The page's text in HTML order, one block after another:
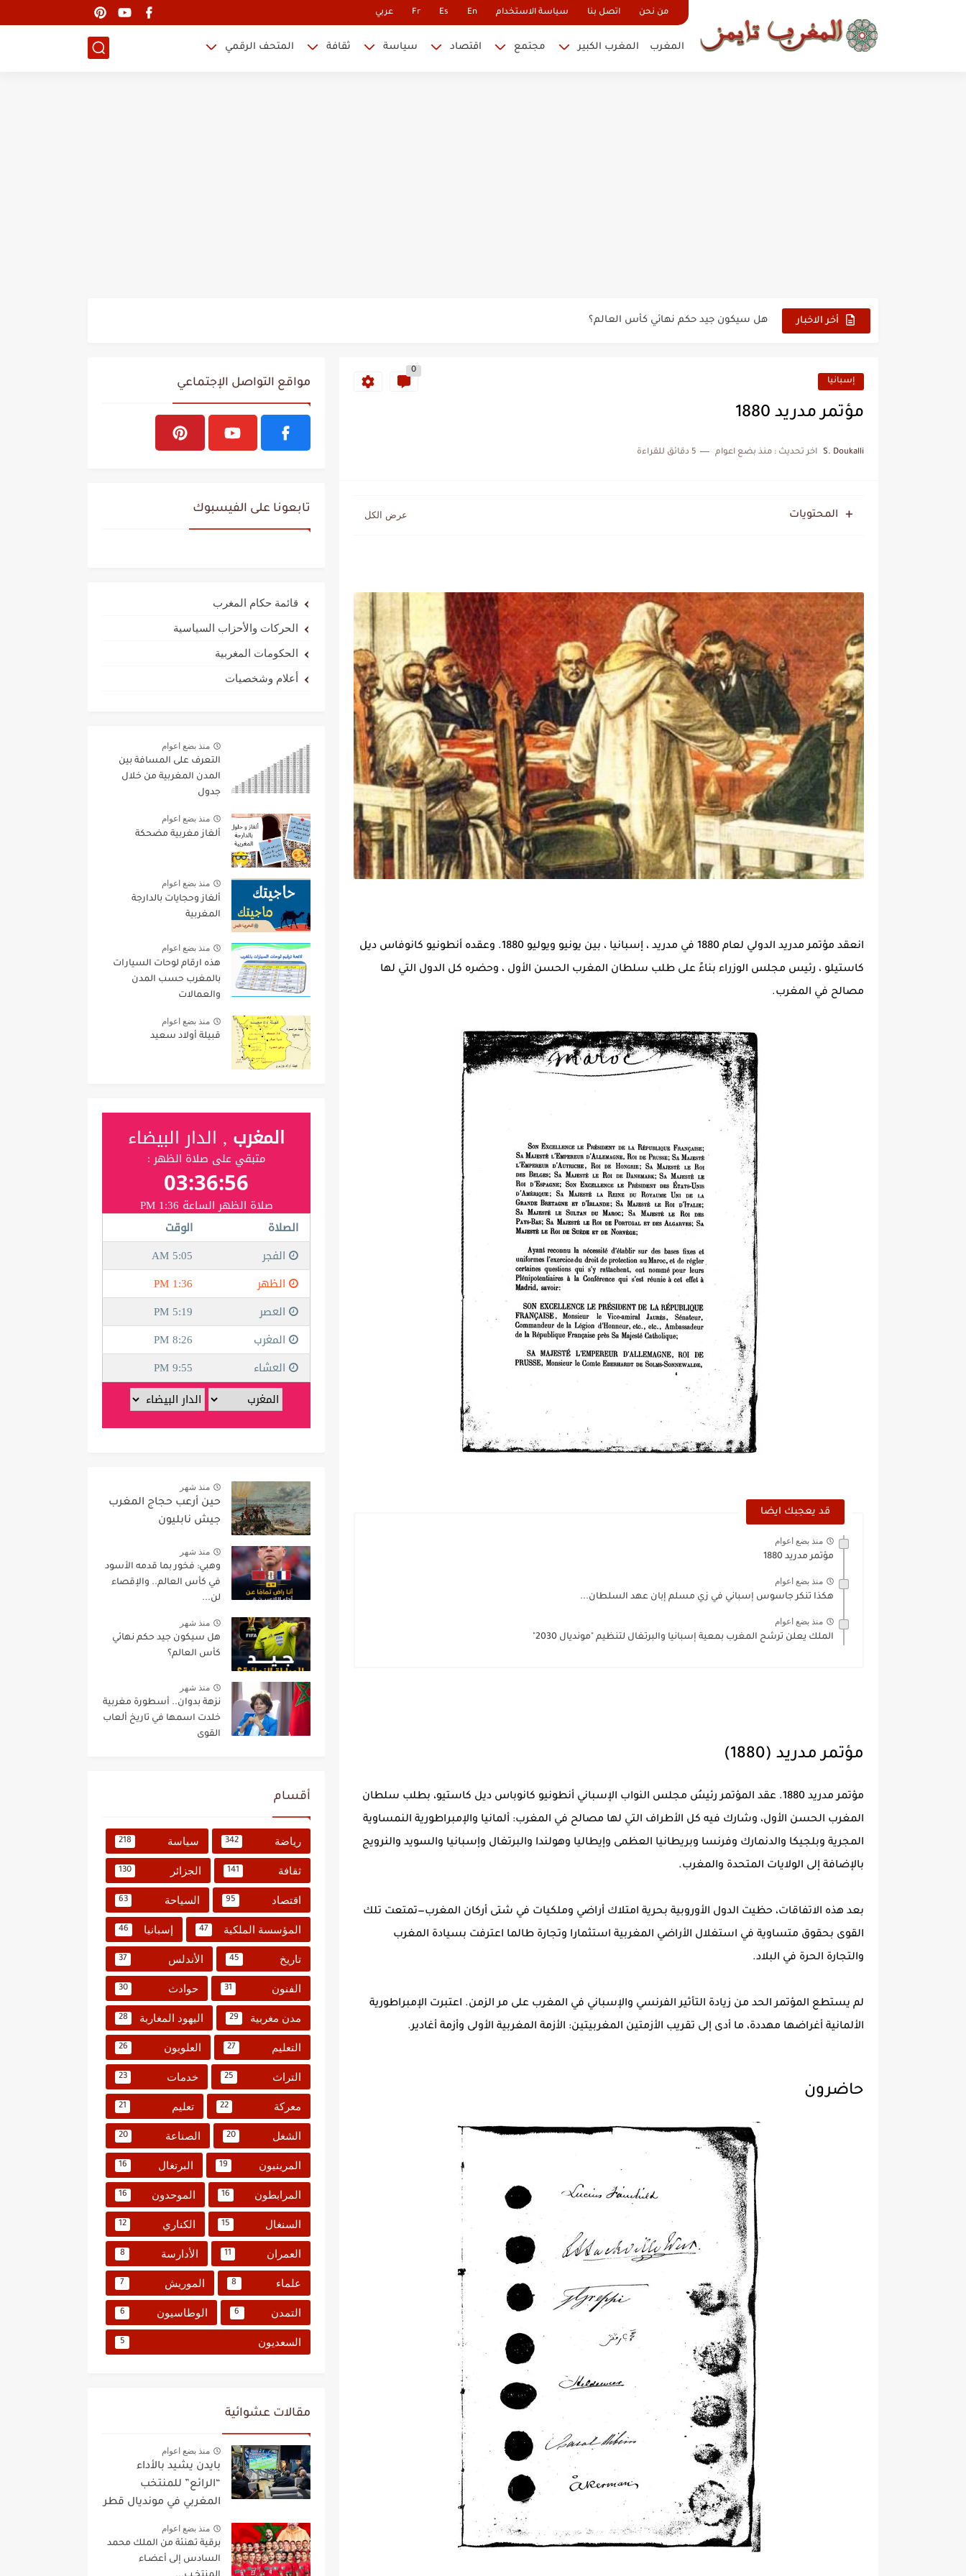
من نحن اتصل بنا سياسة الاستخدام En
Es
Fr عربي
المغرب المغرب الكبير مجتمع اقتصاد سياسة ثقافة المتحف الرقمي
أخر الاخبار هل سيكون جيد حكم نهائي كأس العالم؟
الحرب الهولندية المغربية (1775-1777)
إسبانيا
0
مؤتمر مدريد 1880
S. Doukalli اخر تحديث : منذ بضع اعوام 5 دقائق للقراءة
المحتويات
انعقد مؤتمر مدريد الدولي لعام 1880 في مدريد ، إسبانيا ، بين يونيو ويوليو 1880. وعقده أنطونيو كانوفاس ديل
كاستيلو ، رئيس مجلس الوزراء بناءً على طلب سلطان المغرب الحسن الأول ، وحضره كل الدول التي لها
مصالح في المغرب.
قد يعجبك ايضا
منذ بضع اعوام
مؤتمر مدريد 1880
منذ بضع اعوام
هكذا تنكر جاسوس إسباني في زي مسلم إبان عهد السلطان...
منذ بضع اعوام
الملك يعلن ترشح المغرب بمعية إسبانيا والبرتغال لتنظيم "مونديال 2030"
مؤتمر مدريد (1880)
مؤتمر مدريد 1880. عقد المؤتمر رئيسُ مجلس النواب الإسباني أنطونيو كانوباس ديل كاستيو، بطلب سلطان
المغرب الحسن الأول، وشارك فيه كل الأطراف التي لها مصالح في المغرب: ألمانيا والإمبراطورية النمساوية
المجرية وبلجيكا والدنمارك وفرنسا وبريطانيا العظمى وإيطاليا وهولندا والبرتغال وإسبانيا والسويد والنرويج
بالإضافة إلى الولايات المتحدة والمغرب.
بعد هذه الاتفاقات، حظيت الدول الأوروبية بحرية امتلاك أراضي وملكيات في شتى أركان المغرب—تمتعت تلك
القوى بحقوق متساوية في استغلال الأراضي المغربية استثمارا وتجارة طالما اعترفت بسيادة المغرب
والتجارة الحرة في البلاد.
لم يستطع المؤتمر الحد من زيادة التأثير الفرنسي والإسباني في المغرب على مر الزمن. اعتبرت الإمبراطورية
الألمانية أغراضها مهددة، ما أدى إلى تقريب الأزمتين المغربيتين: الأزمة المغربية الأولى وأزمة أغادير.
حاضرون
مواقع التواصل الإجتماعي
تابعونا على الفيسبوك
قائمة حكام المغرب
الحركات والأحزاب السياسية
الحكومات المغربية
أعلام وشخصيات
منذ بضع اعوام
التعرف على المسافة بين
المدن المغربية من خلال
جدول
منذ بضع اعوام
ألغاز مغربية مضحكة
منذ بضع اعوام
ألغاز وحجايات بالدارجة
المغربية
منذ بضع اعوام
هذه ارقام لوحات السيارات
بالمغرب حسب المدن
والعمالات
منذ بضع اعوام
قبيلة أولاد سعيد
منذ شهر
حين أرعب حجاج المغرب
جيش نابليون
منذ شهر
وهبي: فخور بما قدمه الأسود
في كأس العالم.. والإقصاء
لن...
منذ شهر
هل سيكون جيد حكم نهائي
كأس العالم؟
منذ شهر
نزهة بدوان.. أسطورة مغربية
خلدت اسمها في تاريخ ألعاب
القوى
أقسام
رياضة 342 سياسة 218
ثقافة 141 الجزائر 130
اقتصاد 95 السياحة 63
المؤسسة الملكية 47 إسبانيا 46
تاريخ 45 الأندلس 37
الفنون 31 حوادث 30
مدن مغربية 29 اليهود المغاربة 28
التعليم 27 العلويون 26
التراث 25 خدمات 23
معركة 22 تعليم 21
الشغل 20 الصناعة 20
المرينيون 19 البرتغال 16
المرابطون 16 الموحدون 16
السنغال 15 الكناري 12
العمران 11 الأدارسة 8
علماء 8 الموريش 7
التمدن 6 الوطاسيون 6
السعديون 5
مقالات عشوائية
منذ بضع اعوام
بايدن يشيد بالأداء
“الرائع” للمنتخب
المغربي في مونديال قطر
منذ بضع اعوام
برقية تهنئة من الملك محمد
السادس إلى أعضـاء